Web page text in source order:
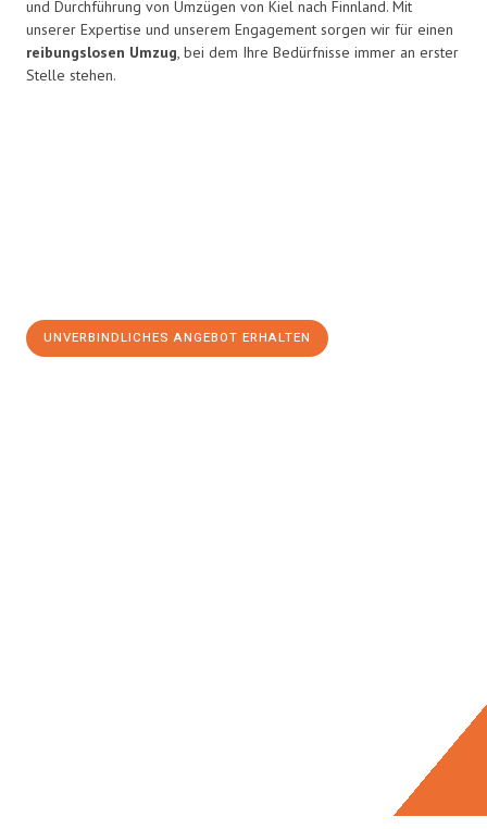
und Durchführung von Umzügen von Kiel nach Finnland. Mit
unserer Expertise und unserem Engagement sorgen wir für einen
reibungslosen Umzug, bei dem Ihre Bedürfnisse immer an erster
Stelle stehen.
UNVERBINDLICHES ANGEBOT ERHALTEN